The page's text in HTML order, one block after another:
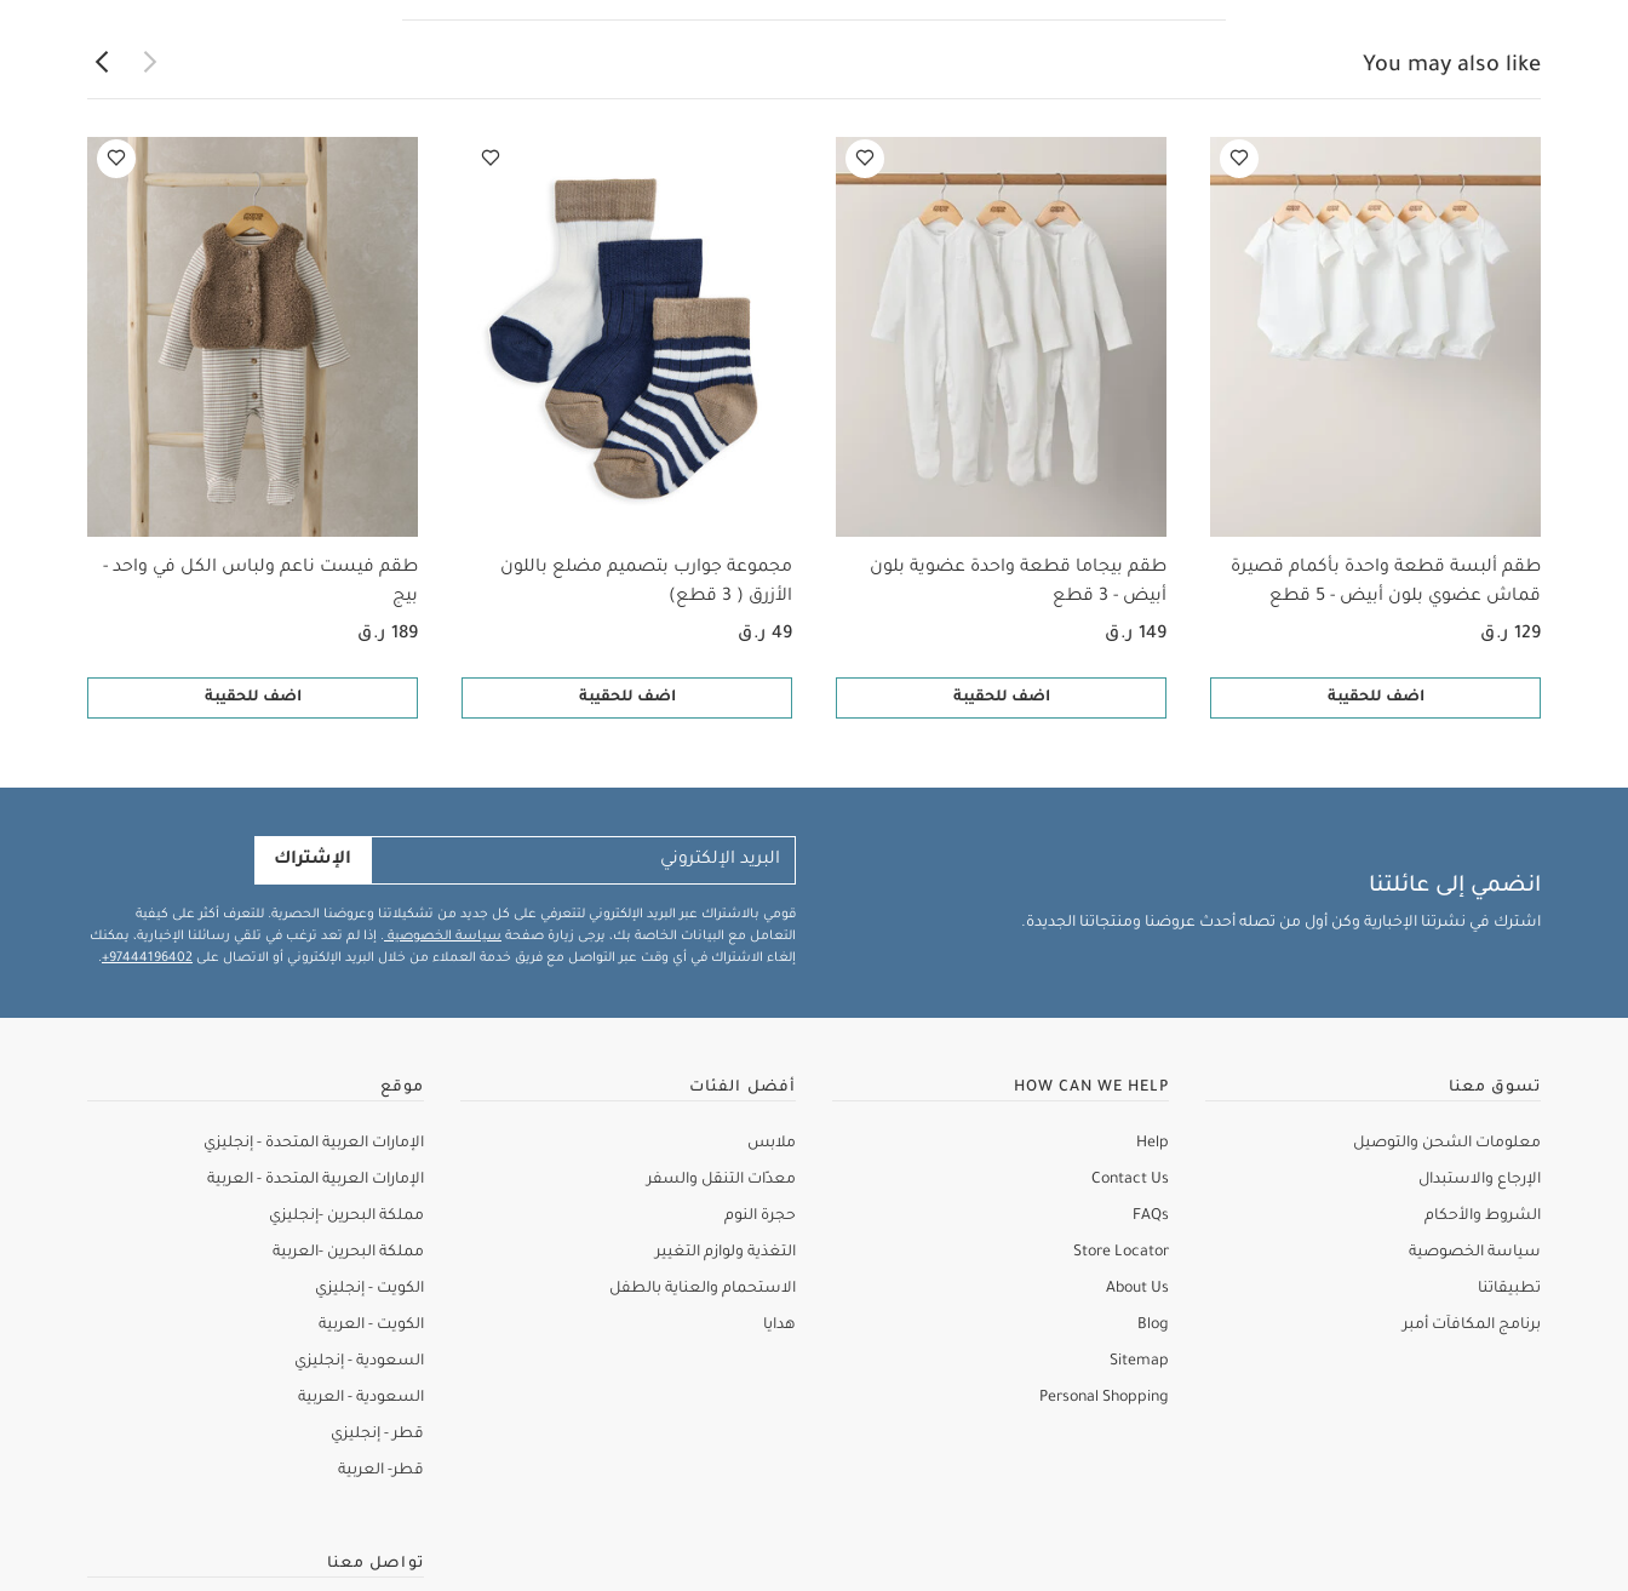
You may also like
طقم ألبسة قطعة واحدة بأكمام قصيرة
قماش عضوي بلون أبيض - 5 قطع
129 ر.ق
اضف للحقيبة
طقم بيجاما قطعة واحدة عضوية بلون
أبيض - 3 قطع
149 ر.ق
اضف للحقيبة
مجموعة جوارب بتصميم مضلع باللون
الأزرق ( 3 قطع)
49 ر.ق
اضف للحقيبة
طقم فيست ناعم ولباس الكل في واحد -
بيج
189 ر.ق
اضف للحقيبة
انضمي إلى عائلتنا
اشترك في نشرتنا الإخبارية وكن أول من تصله أحدث عروضنا ومنتجاتنا الجديدة.
الإشتراك
قومي بالاشتراك عبر البريد الإلكتروني لتتعرفي على كل جديد من تشكيلاتنا وعروضنا الحصرية. للتعرف أكثر على كيفية
التعامل مع البيانات الخاصة بك، يرجى زيارة صفحة سياسة الخصوصية . إذا لم تعد ترغب في تلقي رسائلنا الإخبارية، يمكنك
إلغاء الاشتراك في أي وقت عبر التواصل مع فريق خدمة العملاء من خلال البريد الإلكتروني أو الاتصال على 97444196402+
.
تسوق معنا
معلومات الشحن والتوصيل
الإرجاع والاستبدال
الشروط والأحكام
سياسة الخصوصية
تطبيقاتنا
برنامج المكافآت أمبر
HOW CAN WE HELP
Help
Contact Us
FAQs
Store Locator
About Us
Blog
Sitemap
Personal Shopping
أفضل الفئات
ملابس
معدّات التنقل والسفر
حجرة النوم
التغذية ولوازم التغيير
الاستحمام والعناية بالطفل
هدايا
موقع
الإمارات العربية المتحدة - إنجليزي
الإمارات العربية المتحدة - العربية
مملكة البحرين -إنجليزي
مملكة البحرين -العربية
الكويت - إنجليزي
الكويت - العربية
السعودية - إنجليزي
السعودية - العربية
قطر - إنجليزي
قطر- العربية
تواصل معنا